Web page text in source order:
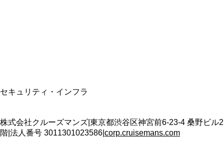
セキュリティ・インフラ
株式会社クルーズマンズ 東京都渋谷区神宮前6-23-4 桑野ビル2
階 法人番号 3011301023586 corp.cruisemans.com